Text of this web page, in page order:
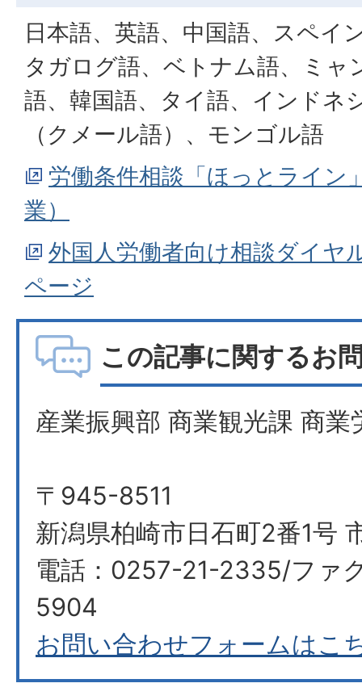
日本語、英語、中国語、スペイ
タガログ語、ベトナム語、ミャ
語、韓国語、タイ語、インドネ
（クメール語）、モンゴル語
労働条件相談「ほっとライン
業）
外国人労働者向け相談ダイヤ
ページ
この記事に関するお
産業振興部 商業観光課 商業
〒945-8511
新潟県柏崎市日石町2番1号
電話：0257-21-2335/ファ
5904
お問い合わせフォームはこ